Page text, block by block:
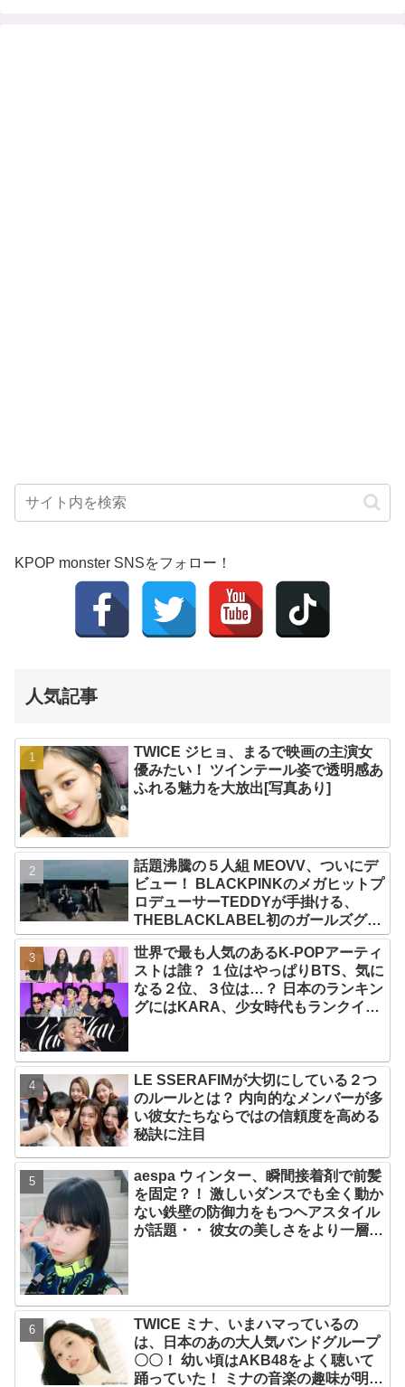
KPOP monster SNSをフォロー！
人気記事
TWICE ジヒョ、まるで映画の主演女
優みたい！ ツインテール姿で透明感あ
ふれる魅力を大放出[写真あり]
話題沸騰の５人組 MEOVV、ついにデ
ビュー！ BLACKPINKのメガヒットプ
ロデューサーTEDDYが手掛ける、
THEBLACKLABEL初のガールズグル
ープ！ デビューシングル「MEOW」
をリリース
世界で最も人気のあるK-POPアーティ
ストは誰？ １位はやっぱりBTS、気に
なる２位、３位は…？ 日本のランキン
グにはKARA、少女時代もランクイ
LE SSERAFIMが大切にしている２つ
のルールとは？ 内向的なメンバーが多
い彼女たちならではの信頼度を高める
秘訣に注目
aespa ウィンター、瞬間接着剤で前髪
を固定？！ 激しいダンスでも全く動か
ない鉄壁の防御力をもつヘアスタイル
が話題・・ 彼女の美しさをより一層引
TWICE ミナ、いまハマっているの
は、日本のあの大人気バンドグループ
〇〇！ 幼い頃はAKB48をよく聴いて
踊っていた！ ミナの音楽の趣味が明ら